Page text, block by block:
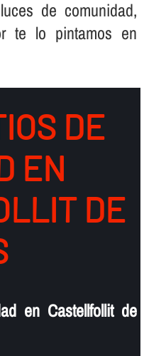
de comunidad,
te lo pintamos en
DE
EN
DE
en Castellfollit de